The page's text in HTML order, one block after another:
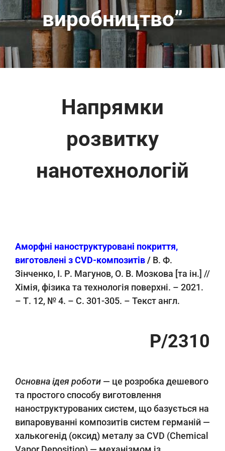
виробництво”
Напрямки
розвитку
нанотехнологій
Аморфні наноструктуровані покриття,
виготовлені з CVD-композитів/ В. Ф.
Зінченко, І. Р. Магунов, О. В. Мозкова [та ін.] //
Хімія, фізика та технологія поверхні. – 2021.
– Т. 12, № 4. – С. 301-305. – Текст англ.
Р/2310
Основна ідея роботи — це розробка дешевого
та простого способу виготовлення
наноструктурованих систем, що базується на
випаровуванні композитів систем германій —
халькогенід (оксид) металу за CVD (Chemical